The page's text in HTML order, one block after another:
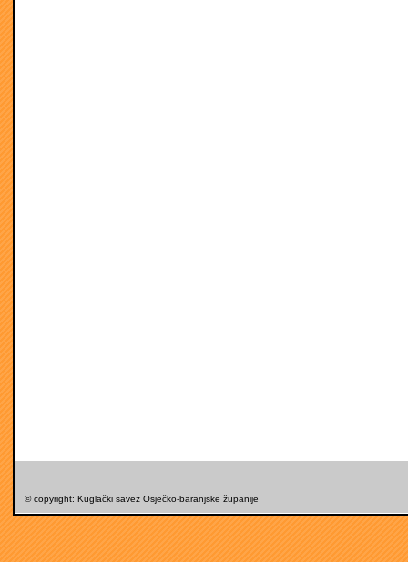
© copyright: Kuglački savez Osječko-baranjske županije